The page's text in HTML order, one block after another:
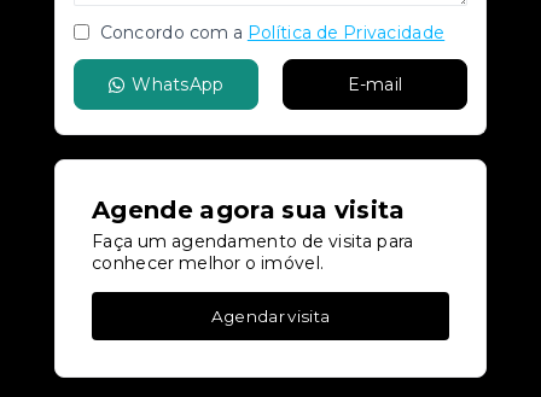
Concordo com a Política de Privacidade
WhatsApp E-mail
Agende agora sua visita
Faça um agendamento de visita para
conhecer melhor o imóvel.
Agendar visita